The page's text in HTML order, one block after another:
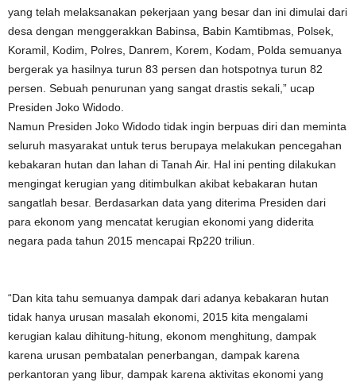
yang telah melaksanakan pekerjaan yang besar dan ini dimulai dari
desa dengan menggerakkan Babinsa, Babin Kamtibmas, Polsek,
Koramil, Kodim, Polres, Danrem, Korem, Kodam, Polda semuanya
bergerak ya hasilnya turun 83 persen dan hotspotnya turun 82
persen. Sebuah penurunan yang sangat drastis sekali,” ucap
Presiden Joko Widodo.
Namun Presiden Joko Widodo tidak ingin berpuas diri dan meminta
seluruh masyarakat untuk terus berupaya melakukan pencegahan
kebakaran hutan dan lahan di Tanah Air. Hal ini penting dilakukan
mengingat kerugian yang ditimbulkan akibat kebakaran hutan
sangatlah besar. Berdasarkan data yang diterima Presiden dari
para ekonom yang mencatat kerugian ekonomi yang diderita
negara pada tahun 2015 mencapai Rp220 triliun.
“Dan kita tahu semuanya dampak dari adanya kebakaran hutan
tidak hanya urusan masalah ekonomi, 2015 kita mengalami
kerugian kalau dihitung-hitung, ekonom menghitung, dampak
karena urusan pembatalan penerbangan, dampak karena
perkantoran yang libur, dampak karena aktivitas ekonomi yang